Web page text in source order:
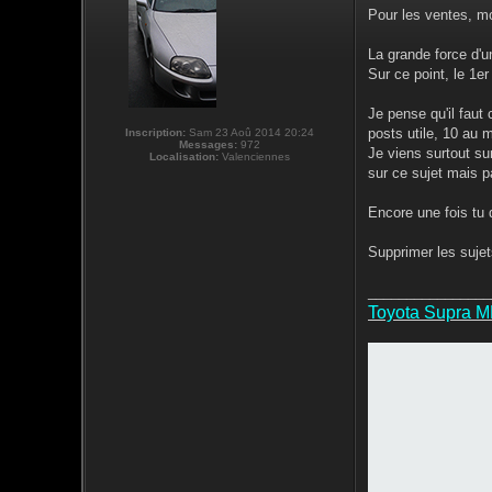
Inscription: Sam 23 Aoû 2014 20:24
Messages: 972
Localisation: Valenciennes
Pour les ventes,
La grande force
Sur ce point, le
Je pense qu'il faut
posts utile, 10 au
Je viens surtout
sur ce sujet mais
Encore une fois tu
Supprimer les
Toyota Supra